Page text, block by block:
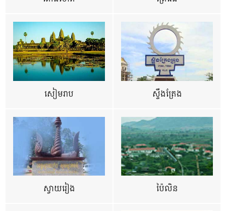
សៀមរាប ស្ទឹងត្រែង
ស្វាយរៀង ប៉ៃលិន